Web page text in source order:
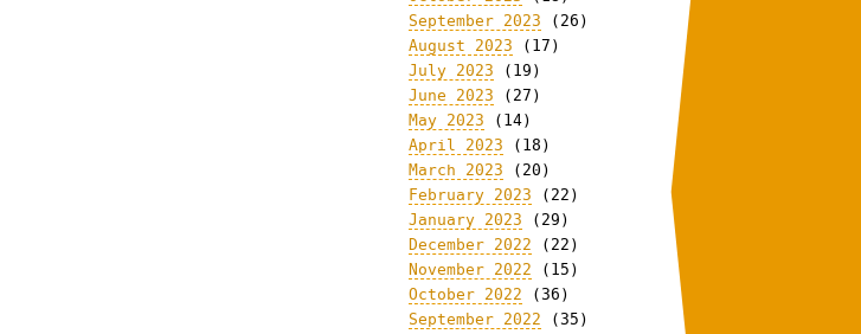
September 2023 (26)
August 2023 (17)
July 2023 (19)
June 2023 (27)
May 2023 (14)
April 2023 (18)
March 2023 (20)
February 2023 (22)
January 2023 (29)
December 2022 (22)
November 2022 (15)
October 2022 (36)
September 2022 (35)